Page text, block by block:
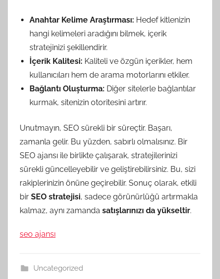
Anahtar Kelime Araştırması: Hedef kitlenizin
hangi kelimeleri aradığını bilmek, içerik
stratejinizi şekillendirir.
İçerik Kalitesi: Kaliteli ve özgün içerikler, hem
kullanıcıları hem de arama motorlarını etkiler.
Bağlantı Oluşturma: Diğer sitelerle bağlantılar
kurmak, sitenizin otoritesini artırır.
Unutmayın, SEO sürekli bir süreçtir. Başarı,
zamanla gelir. Bu yüzden, sabırlı olmalısınız. Bir
SEO ajansı ile birlikte çalışarak, stratejilerinizi
sürekli güncelleyebilir ve geliştirebilirsiniz. Bu, sizi
rakiplerinizin önüne geçirebilir. Sonuç olarak, etkili
bir SEO stratejisi, sadece görünürlüğü artırmakla
kalmaz, aynı zamanda satışlarınızı da yükseltir.
seo ajansı
Uncategorized